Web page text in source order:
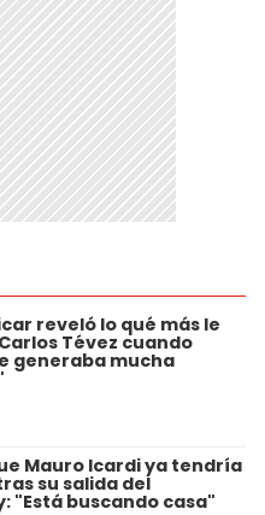
reveló lo qué más le
Tévez cuando
generaba mucha
Mauro Icardi ya tendría
su salida del
"Está buscando casa"